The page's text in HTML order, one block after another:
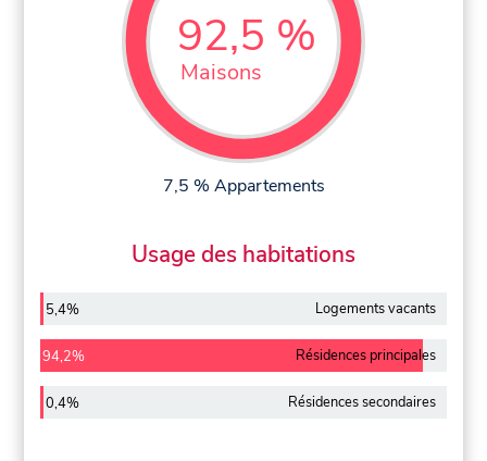
92,5 %
Maisons
7,5 % Appartements
Usage des habitations
5,4% Logements vacants
94,2% Résidences principales
0,4% Résidences secondaires